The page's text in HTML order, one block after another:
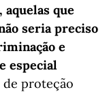
aquelas que
seria preciso
e
especial
de proteção